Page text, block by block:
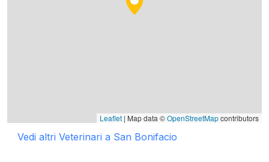
Leaflet | Map data ©OpenStreetMapcontributors
Vedi altri Veterinari a San Bonifacio